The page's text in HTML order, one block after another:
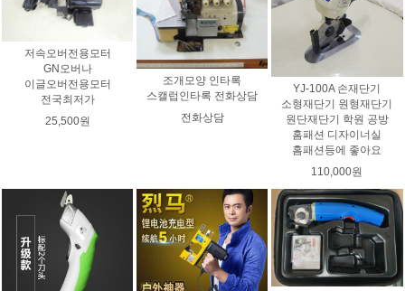
저속오버전용모터
GN오버나
이글오버전용모터
전국최저가
25,500원
조개모양 인타록
스캘럽인타록 전화상담
전화상담
YJ-100A 손재단기
소형재단기 원형재단기
원단재단기 학원 공방
홈패션 디자이너실
홈패션등에 좋아요
110,000원